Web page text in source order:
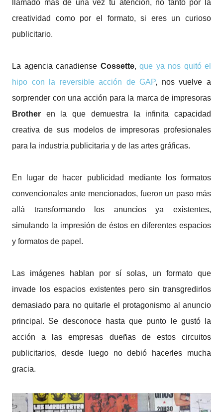
llamado más de una vez tu atención, no tanto por la
creatividad como por el formato, si eres un curioso
publicitario.
La agencia canadiense Cossette, que ya nos quitó el
hipo con la reversible acción de GAP, nos vuelve a
sorprender con una acción para la marca de impresoras
Brother en la que demuestra la infinita capacidad
creativa de sus modelos de impresoras profesionales
para la industria publicitaria y de las artes gráficas.
En lugar de hacer publicidad mediante los formatos
convencionales ante mencionados, fueron un paso más
allá transformando los anuncios ya existentes,
simulando la impresión de éstos en diferentes espacios
y formatos de papel.
Las imágenes hablan por sí solas, un formato que
invade los espacios existentes pero sin transgredirlos
demasiado para no quitarle el protagonismo al anuncio
principal. Se desconoce hasta que punto le gustó la
acción a las empresas dueñas de estos circuitos
publicitarios, desde luego no debió hacerles mucha
gracia.